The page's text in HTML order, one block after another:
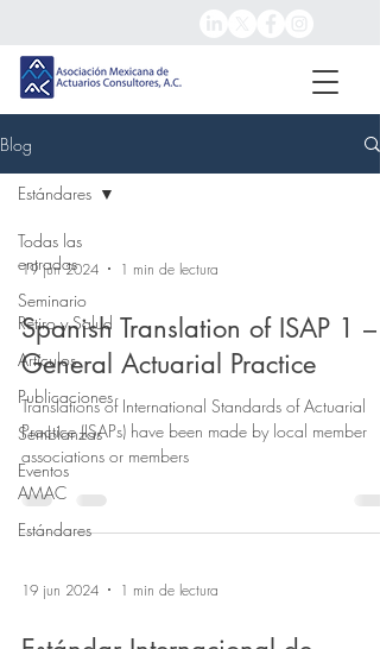
Blog
Todas las
entradas
Seminario
Retiro y Salud
Artículos
Publicaciones
Semblanzas
Eventos
AMAC
Estándares
Estándares
19 jun 2024 1 min de lectura
Spanish Translation of ISAP 1 –
General Actuarial Practice
Translations of International Standards of Actuarial
Practice (ISAPs) have been made by local member
associations or members
19 jun 2024 1 min de lectura